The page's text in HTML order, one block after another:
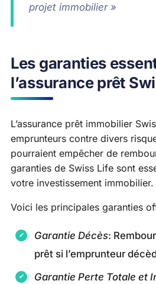
projet immobilier »
Les garanties
l’assurance prêt
L’assurance prêt immobilier
emprunteurs contre divers
pourraient empêcher de
garanties de Swiss Life sont
votre investissement immobilier.
Voici les principales garanties
Garantie Décès:
prêt si l’emprunteur
Garantie Perte Totale et